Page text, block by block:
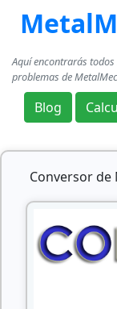
Aquí encontrarás
problemas de
Blog
Conversor de